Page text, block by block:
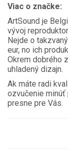
Viac o značke:
ArtSound je
vývoj
Nejde o
eur, no ich
Okrem dobrého
uhladený dizajn.
Ak máte radi
ozvučenie minúť
presne pre Vás.